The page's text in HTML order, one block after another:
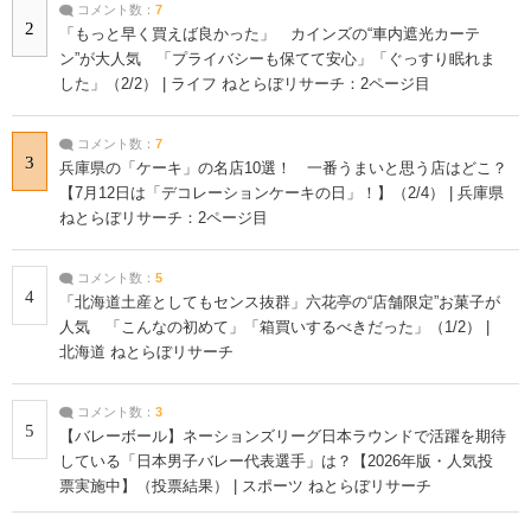
2
コメント数： 7
「もっと早く買えば良かった」 カインズの“車内遮光カーテ
ン”が大人気 「プライバシーも保てて安心」「ぐっすり眠れま
した」（2/2） | ライフ ねとらぼリサーチ：2ページ目
3
コメント数： 7
兵庫県の「ケーキ」の名店10選！ 一番うまいと思う店はどこ？
【7月12日は「デコレーションケーキの日」！】（2/4） | 兵庫県
ねとらぼリサーチ：2ページ目
4
コメント数： 5
「北海道土産としてもセンス抜群」六花亭の“店舗限定”お菓子が
人気 「こんなの初めて」「箱買いするべきだった」（1/2） |
北海道 ねとらぼリサーチ
5
コメント数： 3
【バレーボール】ネーションズリーグ日本ラウンドで活躍を期待
している「日本男子バレー代表選手」は？【2026年版・人気投
票実施中】（投票結果） | スポーツ ねとらぼリサーチ